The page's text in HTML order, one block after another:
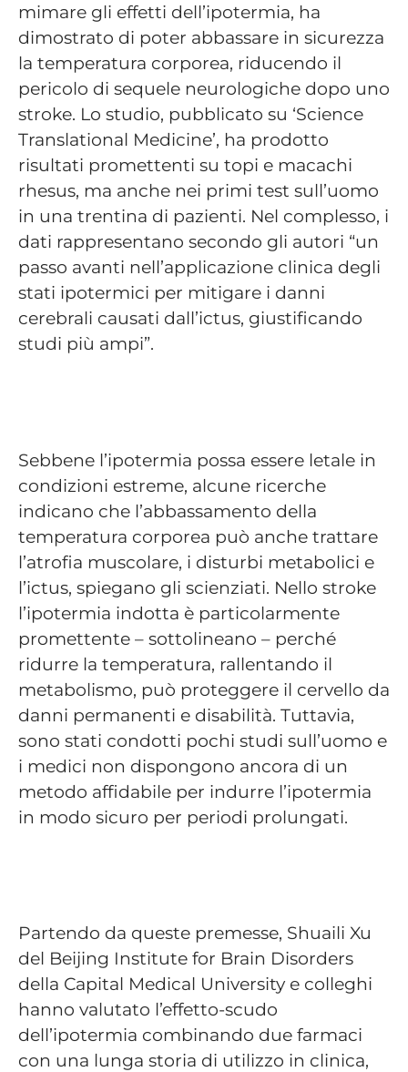
mimare gli effetti dell’ipotermia, ha
dimostrato di poter abbassare in sicurezza
la temperatura corporea, riducendo il
pericolo di sequele neurologiche dopo uno
stroke. Lo studio, pubblicato su ‘Science
Translational Medicine’, ha prodotto
risultati promettenti su topi e macachi
rhesus, ma anche nei primi test sull’uomo
in una trentina di pazienti. Nel complesso, i
dati rappresentano secondo gli autori “un
passo avanti nell’applicazione clinica degli
stati ipotermici per mitigare i danni
cerebrali causati dall’ictus, giustificando
studi più ampi”.
Sebbene l’ipotermia possa essere letale in
condizioni estreme, alcune ricerche
indicano che l’abbassamento della
temperatura corporea può anche trattare
l’atrofia muscolare, i disturbi metabolici e
l’ictus, spiegano gli scienziati. Nello stroke
l’ipotermia indotta è particolarmente
promettente – sottolineano – perché
ridurre la temperatura, rallentando il
metabolismo, può proteggere il cervello da
danni permanenti e disabilità. Tuttavia,
sono stati condotti pochi studi sull’uomo e
i medici non dispongono ancora di un
metodo affidabile per indurre l’ipotermia
in modo sicuro per periodi prolungati.
Partendo da queste premesse, Shuaili Xu
del Beijing Institute for Brain Disorders
della Capital Medical University e colleghi
hanno valutato l’effetto-scudo
dell’ipotermia combinando due farmaci
con una lunga storia di utilizzo in clinica,